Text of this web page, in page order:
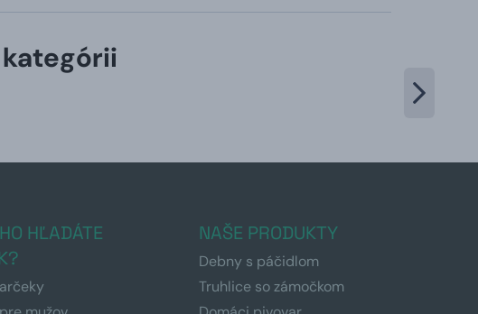
HĽADÁTE
NAŠE PRODUKTY
Debny s páčidlom
Truhlice so zámočkom